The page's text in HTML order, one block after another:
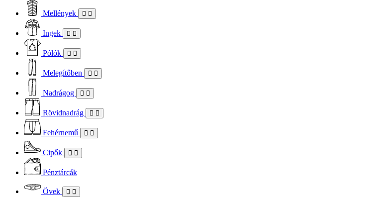
Mellények
Ingek
Pólók
Melegítőben
Nadrágog
Rövidnadrág
Fehérnemű
Cipők
Pénztárcák
Övek